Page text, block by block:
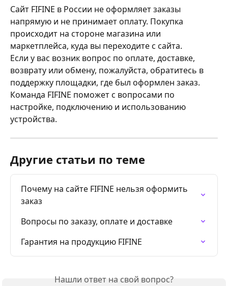
Сайт FIFINE в России не оформляет заказы
напрямую и не принимает оплату. Покупка
происходит на стороне магазина или
маркетплейса, куда вы переходите с сайта.
Если у вас возник вопрос по оплате, доставке,
возврату или обмену, пожалуйста, обратитесь в
поддержку площадки, где был оформлен заказ.
Команда FIFINE поможет с вопросами по
настройке, подключению и использованию
устройства.
Другие статьи по теме
Почему на сайте FIFINE нельзя оформить
заказ
Вопросы по заказу, оплате и доставке
Гарантия на продукцию FIFINE
Нашли ответ на свой вопрос?